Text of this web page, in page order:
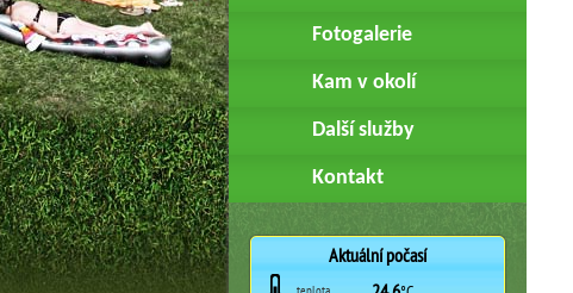
Fotogalerie
Kam v okolí
Další služby
Kontakt